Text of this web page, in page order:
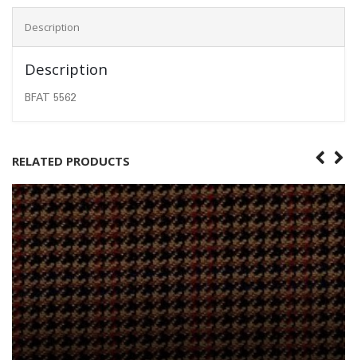
Description
Description
BFAT 5562
RELATED PRODUCTS